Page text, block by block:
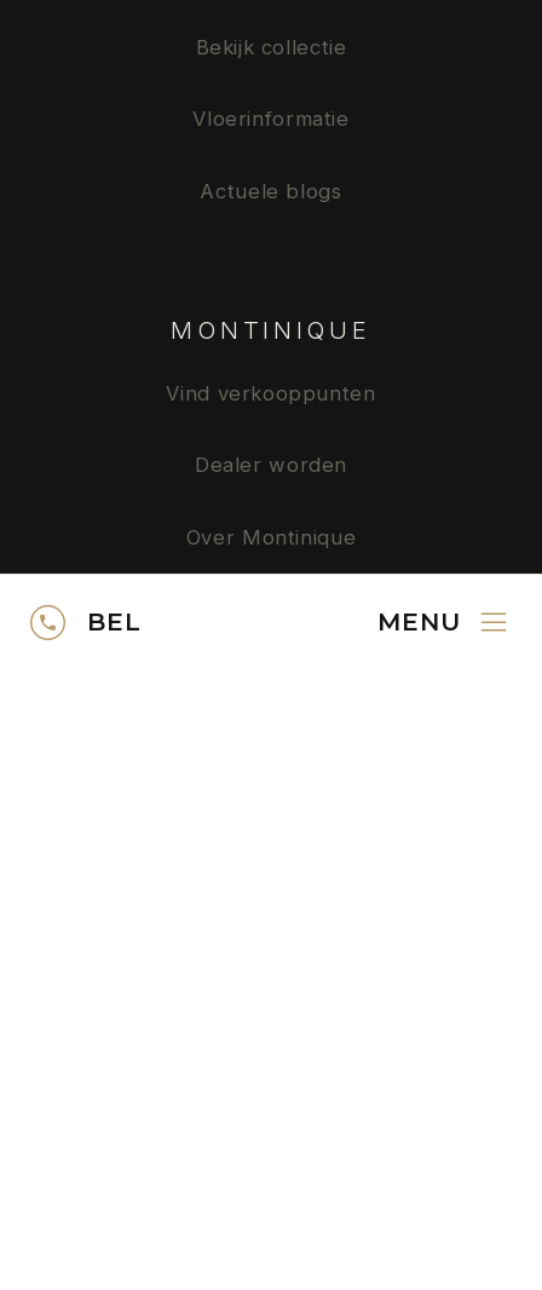
BEL MENU
Bekijk collectie
Vloerinformatie
Actuele blogs
MONTINIQUE
Vind verkooppunten
Dealer worden
Over Montinique